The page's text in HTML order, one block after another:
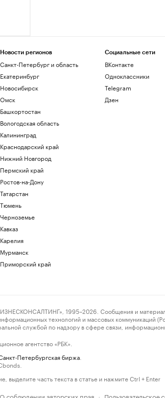
Новости регионов
Санкт-Петербург и область
Екатеринбург
Новосибирск
Омск
Башкортостан
Вологодская область
Калининград
Краснодарский край
Нижний Новгород
Пермский край
Ростов-на-Дону
Татарстан
Тюмень
Черноземье
Кавказ
Карелия
Мурманск
Приморский край
Социальные сети
ВКонтакте
Одноклассники
Telegram
Дзен
1995–2026. Сообщения и материалы
технологий и массовых коммуникаций
службой по надзору в сфере связи,
агентство «РБК».
Петербургская биржа
выделите часть текста в статье и нажмите Ctrl + Enter
О соблюдении авторских прав Пользовательское